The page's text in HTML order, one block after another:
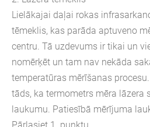
Lielākajai daļai rokas
tēmeklis, kas parāda aptuveno
centru. Tā uzdevums ir tikai un
nomērķēt un tam nav nekāda
temperatūras mērīšanas
tāds, ka termometrs mēra lāzera
laukumu. Patiesībā mērījuma